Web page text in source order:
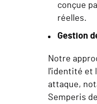
conçue
réelles.
Gestion
Notre
l'identité et
attaque,
Semperis